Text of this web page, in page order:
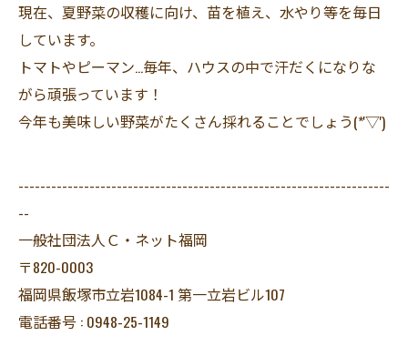
現在、夏野菜の収穫に向け、苗を植え、水やり等を毎日
しています。
トマトやピーマン…毎年、ハウスの中で汗だくになりな
がら頑張っています！
今年も美味しい野菜がたくさん採れることでしょう(*'▽')
--------------------------------------------------------------------
--
一般社団法人Ｃ・ネット福岡
〒820-0003
福岡県飯塚市立岩1084-1 第一立岩ビル107
電話番号 : 0948-25-1149